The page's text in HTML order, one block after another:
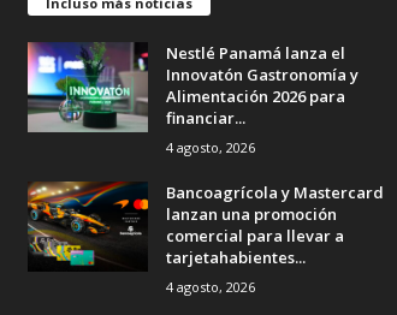
Nestlé Panamá lanza el
Innovatón Gastronomía y
Alimentación 2026 para
financiar...
4 agosto, 2026
Bancoagrícola y Mastercard
lanzan una promoción
comercial para llevar a
tarjetahabientes...
4 agosto, 2026